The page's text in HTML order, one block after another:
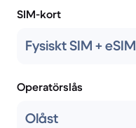
SIM-kort
Fysiskt SIM + eSIM
Operatörslås
Olåst